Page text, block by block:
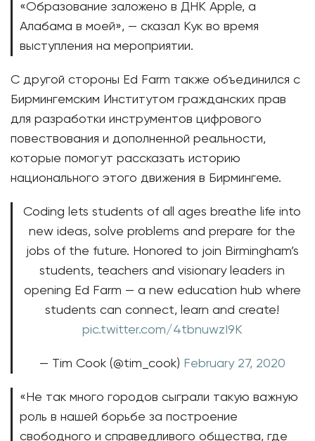
«Образование заложено в ДНК Apple, а
Алабама в моей», — сказал Кук во время
выступления на мероприятии.
С другой стороны Ed Farm также объединился с
Бирмингемским Институтом гражданских прав
для разработки инструментов цифрового
повествования и дополненной реальности,
которые помогут рассказать историю
национального этого движения в Бирмингеме.
Coding lets students of all ages breathe life into
new ideas, solve problems and prepare for the
jobs of the future. Honored to join Birmingham’s
students, teachers and visionary leaders in
opening Ed Farm — a new education hub where
students can connect, learn and create!
pic.twitter.com/4tbnuwzI9K
— Tim Cook (@tim_cook) February 27, 2020
«Не так много городов сыграли такую важную
роль в нашей борьбе за построение
свободного и справедливого общества, где